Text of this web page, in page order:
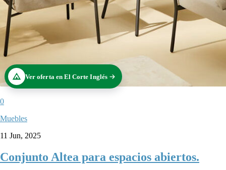
Ver oferta en El Corte Inglés
0
Muebles
11 Jun, 2025
Conjunto Altea para espacios abiertos.